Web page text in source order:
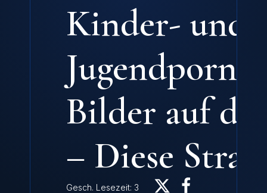
Kinder- und
Bilder auf
– Diese
Gesch. Lesezeit: 3